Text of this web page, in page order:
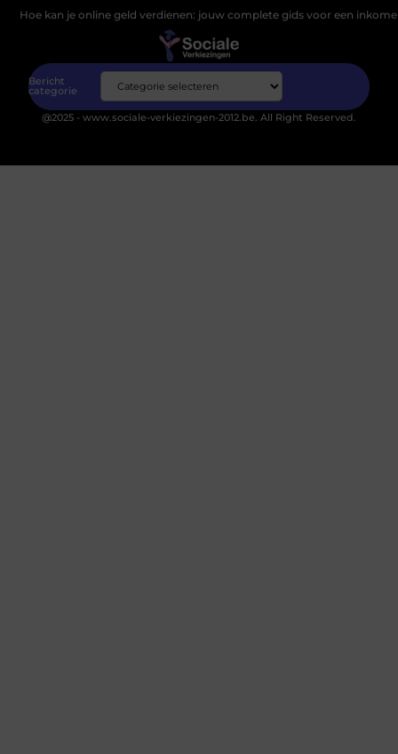
Hoe kan je online geld verdienen: jouw complete gids voor een
Bericht
categorie
@2025 - www.sociale-verkiezingen-2012.be. All Right Reserved.